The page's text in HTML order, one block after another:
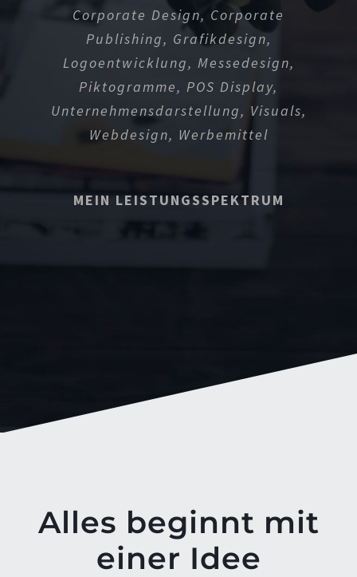
Corporate Design, Corporate
Publishing, Grafikdesign,
Logoentwicklung, Messedesign,
Piktogramme, POS Display,
Unternehmensdarstellung, Visuals,
Webdesign, Werbemittel
MEIN LEISTUNGSSPEKTRUM
Alles beginnt mit
einer Idee